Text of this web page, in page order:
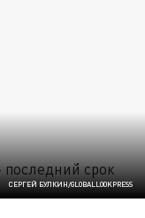
СЕРГЕЙ БУЛКИН/GLOBALLOOKPRESS